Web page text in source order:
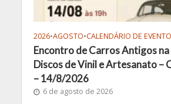
2026•AGOSTO•CALENDÁRIO DE
Encontro de Carros Antigos na
Discos de Vinil e Artesanato –
– 14/8/2026
6 de agosto de 2026